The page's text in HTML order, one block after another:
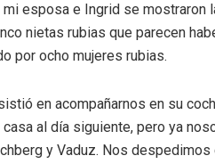
mi esposa e Ingrid se
nietas rubias que parecen
por ocho mujeres rubias.
en acompañarnos en su
al día siguiente, pero ya
y Vaduz. Nos